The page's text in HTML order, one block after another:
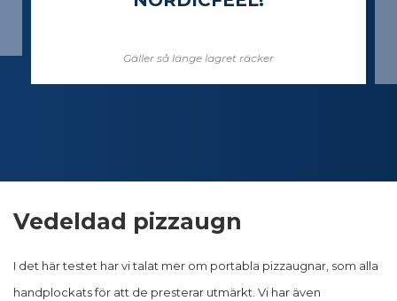
Gäller så länge lagret räcker
Vedeldad pizzaugn
I det här testet har vi talat mer om portabla pizzaugnar, som alla
handplockats för att de presterar utmärkt. Vi har även